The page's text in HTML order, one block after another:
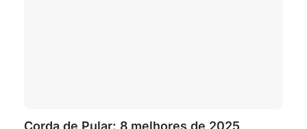
Corda de Pular: 8 melhores de 2025